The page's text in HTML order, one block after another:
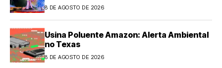
8 DE AGOSTO DE 2026
Usina Poluente Amazon: Alerta Ambiental
no Texas
8 DE AGOSTO DE 2026